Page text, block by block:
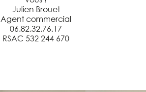
Julien Brouet
Agent commercial
06.82.32.76.17
RSAC 532 244 670